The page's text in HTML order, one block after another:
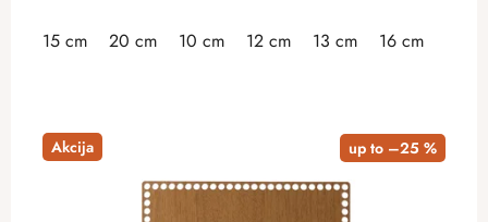
15 cm 20 cm 10 cm 12 cm 13 cm 16 cm
Akcija up to –25 %